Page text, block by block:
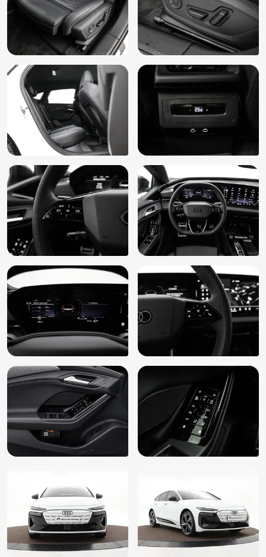
Lederen sportstuur
Lendesteun(en) elektrisch verstelbaar
Motorgeluid simulator
Multimedia scherm klein
Multimedia scherm passagier
Omgevingscamera's (360 graden rondom de auto) (KA6)
Onderhoudsboekje (digitaal)
Oplaadmogelijkheid
Parkeerassistent (7X5)
Parkeerhulp plus (7X2)
Passagiersairbag
Pre sense basic (7W1)
Pre Sense front
Regensensor
Rookvrij
Spiegelkappen zwart (6FJ)
Sportief interieur
Sportstoelen vóór (Q1D)
Spraakbediening
Stuurbekrachtiging snelheidsafhankelijk
Stuur verstelbaar
Stuurwiel multifunctioneel
Uitstapwaarschuwing (7Y1)
Uitwijk assistent
Verkeersbordherkenning (QR9)
Vermoeidheids herkenning
Volledige dealeronderhoudshistorie beschikbaar
WiFi voorbereiding
Zijairbags voor- en achterin, gordijnairbags, verlichte
gordelsloten (4X4)